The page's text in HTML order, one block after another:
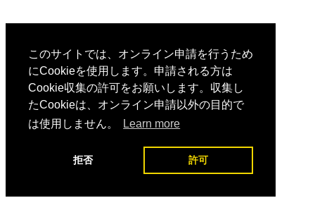
このサイトでは、オンライン申請を行うため
にCookieを使用します。申請される方は
Cookie収集の許可をお願いします。収集し
たCookieは、オンライン申請以外の目的で
は使用しません。
Learn more
拒否 許可